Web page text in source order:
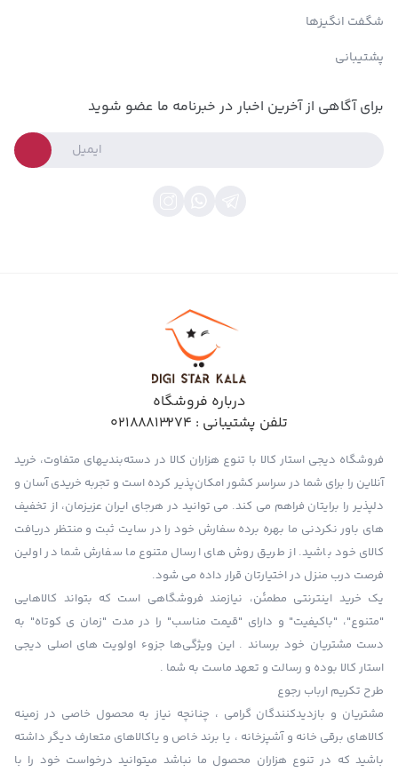
شگفت انگیزها
پشتیبانی
برای آگاهی از آخرین اخبار در خبرنامه ما عضو شوید
درباره فروشگاه
تلفن پشتیبانی : 02188813274
فروشگاه دیجی استار کالا با تنوع هزاران کالا در دسته‌بندیهای متفاوت، خرید
آنلاین را برای شما در سراسر کشور امکان‌پذیر کرده است و تجربه خریدی آسان و
دلپذیر را برایتان فراهم می کند. می توانید در هرجای ایران عزیزمان، از تخفیف
های باور نکردنی ما بهره برده سفارش خود را در سایت ثبت و منتظر دریافت
کالای خود باشید. از طریق روش های ارسال متنوع ما سفارش شما در اولین
فرصت درب منزل در اختیارتان قرار داده می شود.
یک خرید اینترنتی مطمئن، نیازمند فروشگاهی است که بتواند کالاهایی
"متنوع"، "باکیفیت" و دارای "قیمت مناسب" را در مدت "زمان ی کوتاه" به
دست مشتریان خود برساند . این ویژگی‌ها جزوء اولویت های اصلی دیجی
استار کالا بوده و رسالت و تعهد ماست به شما .
طرح تکریم ارباب رجوع
مشتریان و بازدیدکنندگان گرامی ، چنانچه نیاز به محصول خاصی در زمینه
کالاهای برقی خانه و آشپزخانه ، یا برند خاص و یاکالاهای متعارف دیگر داشته
باشید که در تنوع هزاران محصول ما نباشد میتوانید درخواست خود را با